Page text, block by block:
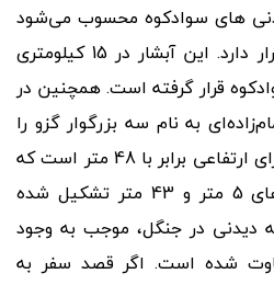
های سوادکوه محسوب میشود
که در منطقه جنگلی لفور قرار دارد. این آبشار در 15 کیلومتری
قرار گرفته است. همچنین در
زادهای به نام سه بزرگوار گزو را
مشاهده کنید. آبشار گزو دارای ارتفاعی برابر با 48 متر است که
های 5 متر و 43 متر تشکیل شده
دیدنی در جنگل، موجب به وجود
شده است. اگر قصد سفر به